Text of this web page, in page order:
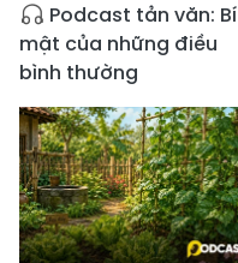
Podcast tản văn: Bí
mật của những điều
bình thường